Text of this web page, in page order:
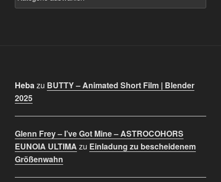
Hebazu BUTTY – Animated Short Film | Blender
2025
Glenn Frey – I’ve Got Mine – ASTROCOHORS
EUNOIA ULTIMA zu Einladung zu bescheidenem
Größenwahn